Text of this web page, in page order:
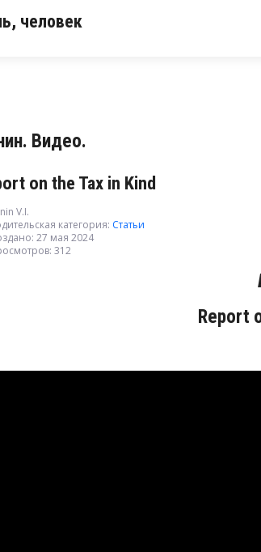
человек
Видео.
on the Tax in Kind
V.I.
категория: Статьи
27 мая 2024
312
Report